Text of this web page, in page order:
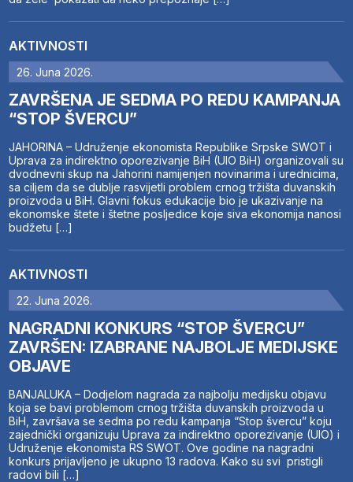
AKTIVNOSTI
26. Juna 2026.
ZAVRŠENA JE SEDMA PO REDU KAMPANJA
“STOP ŠVERCU”
JAHORINA – Udruženje ekonomista Republike Srpske SWOT i
Uprava za indirektno oporezivanje BiH (UIO BiH) organizovali su
dvodnevni skup na Jahorini namijenjen novinarima i urednicima,
sa ciljem da se dublje rasvijetli problem crnog tržišta duvanskih
proizvoda u BiH. Glavni fokus edukacije bio je ukazivanje na
ekonomske štete i štetne posljedice koje siva ekonomija nanosi
budžetu […]
AKTIVNOSTI
22. Juna 2026.
NAGRADNI KONKURS “STOP ŠVERCU”
ZAVRŠEN: IZABRANE NAJBOLJE MEDIJSKE
OBJAVE
BANJALUKA – Dodjelom nagrada za najbolju medijsku objavu
koja se bavi problemom crnog tržišta duvanskih proizvoda u
BiH, završava se sedma po redu kampanja “Stop švercu” koju
zajednički organizuju Uprava za indirektno oporezivanje (UIO) i
Udruženje ekonomista RS SWOT. Ove godine na nagradni
konkurs prijavljeno je ukupno 13 radova. Kako su svi pristigli
radovi bili […]